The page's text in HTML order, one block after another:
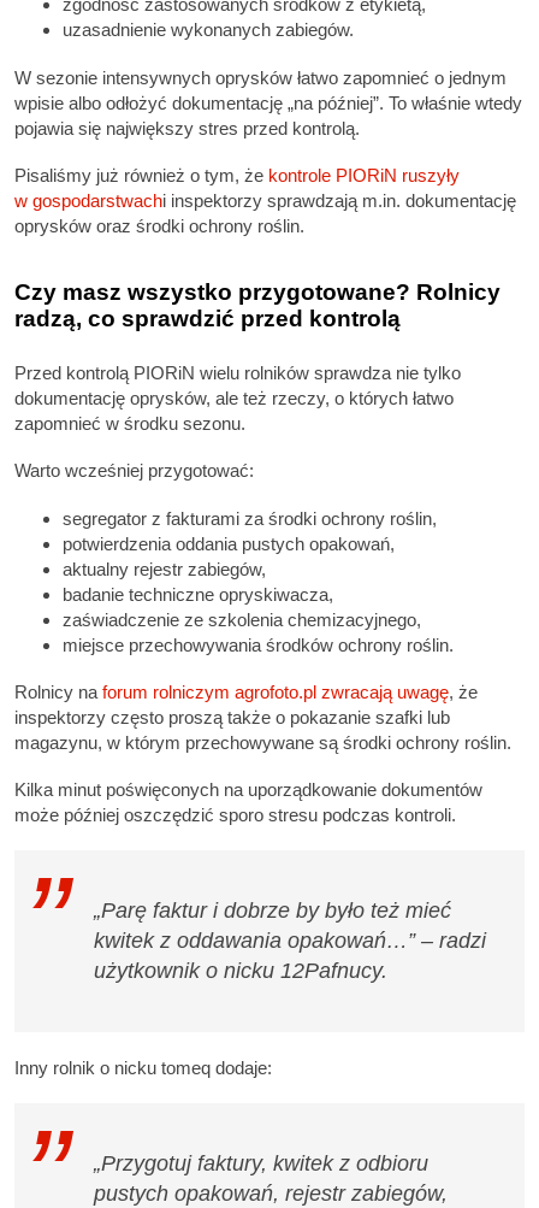
zgodność zastosowanych środków z etykietą,
uzasadnienie wykonanych zabiegów.
W sezonie intensywnych oprysków łatwo zapomnieć o jednym
wpisie albo odłożyć dokumentację „na później”. To właśnie wtedy
pojawia się największy stres przed kontrolą.
Pisaliśmy już również o tym, że kontrole PIORiN ruszyły
w gospodarstwachi inspektorzy sprawdzają m.in. dokumentację
oprysków oraz środki ochrony roślin.
Czy masz wszystko przygotowane? Rolnicy
radzą, co sprawdzić przed kontrolą
Przed kontrolą PIORiN wielu rolników sprawdza nie tylko
dokumentację oprysków, ale też rzeczy, o których łatwo
zapomnieć w środku sezonu.
Warto wcześniej przygotować:
segregator z fakturami za środki ochrony roślin,
potwierdzenia oddania pustych opakowań,
aktualny rejestr zabiegów,
badanie techniczne opryskiwacza,
zaświadczenie ze szkolenia chemizacyjnego,
miejsce przechowywania środków ochrony roślin.
Rolnicy na forum rolniczym agrofoto.pl zwracają uwagę, że
inspektorzy często proszą także o pokazanie szafki lub
magazynu, w którym przechowywane są środki ochrony roślin.
Kilka minut poświęconych na uporządkowanie dokumentów
może później oszczędzić sporo stresu podczas kontroli.
„Parę faktur i dobrze by było też mieć
kwitek z oddawania opakowań…” – radzi
użytkownik o nicku 12Pafnucy.
Inny rolnik o nicku tomeq dodaje:
„Przygotuj faktury, kwitek z odbioru
pustych opakowań, rejestr zabiegów,